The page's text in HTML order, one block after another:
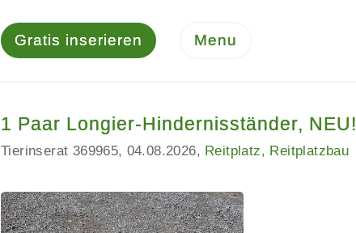
Gratis inserieren Menu
1 Paar Longier-Hindernisständer, NEU!
Tierinserat 369965 04.08.2026 Reitplatz, Reitplatzbau